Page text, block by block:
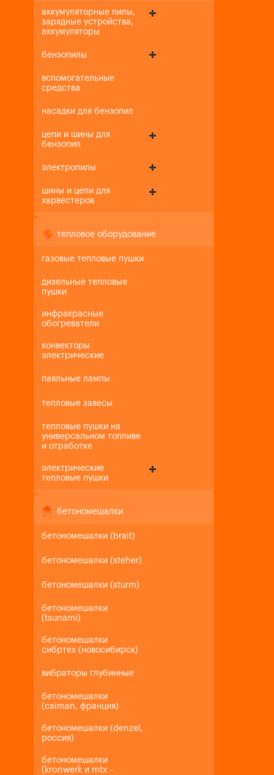
аккумуляторные пилы,
зарядные устройства,
аккумуляторы
бензопилы
вспомогательные
средства
насадки для бензопил
цепи и шины для
бензопил
электропилы
шины и цепи для
харвестеров
+-
тепловое оборудование
газовые тепловые пушки
дизельные тепловые
пушки
инфракрасные
обогреватели
конвекторы
электрические
паяльные лампы
тепловые завесы
тепловые пушки на
универсальном топливе
и отработке
электрические
тепловые пушки
+-
бетономешалки
бетономешалки (brait)
бетономешалки (steher)
бетономешалки (sturm)
бетономешалки
(tsunami)
бетономешалки
сибртех (новосибирск)
вибраторы глубинные
бетономешалки
(caiman, франция)
бетономешалки (denzel,
россия)
бетономешалки
(kronwerk и mtx -